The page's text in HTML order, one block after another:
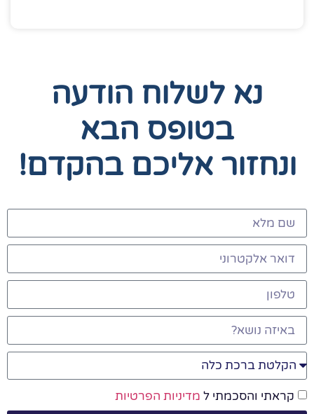
נא לשלוח הודעה
בטופס הבא
ונחזור אליכם בהקדם!
קראתי והסכמתי ל מדיניות הפרטיות